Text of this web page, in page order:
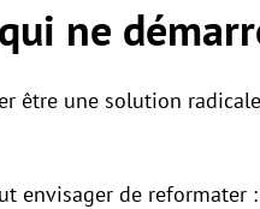
ne
être une solution
envisager de reformater :